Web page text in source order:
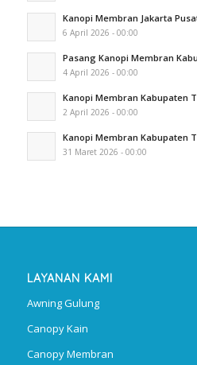
Kanopi Membran Jakarta
6 April 2026 - 00:00
Pasang Kanopi Membran
4 April 2026 - 00:00
Kanopi Membran Kabupaten
2 April 2026 - 00:00
Kanopi Membran Kabupaten
31 Maret 2026 - 00:00
LAYANAN KAMI
Awning Gulung
Canopy Kain
Canopy Membran